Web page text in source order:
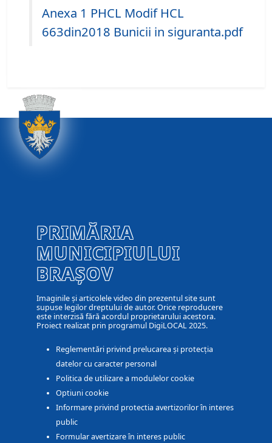
Anexa 1 PHCL Modif HCL
663din2018 Bunicii in siguranta.pdf
PRIMĂRIA
MUNICIPIULUI
BRAȘOV
Imaginile și articolele video din prezentul site sunt
supuse legilor dreptului de autor. Orice reproducere
este interzisă fără acordul proprietarului acestora.
Proiect realizat prin programul DigiLOCAL 2025.
Reglementări privind prelucarea și protecția
datelor cu caracter personal
Politica de utilizare a modulelor cookie
Optiuni cookie
Informare privind protectia avertizorilor în interes
public
Formular avertizare în interes public